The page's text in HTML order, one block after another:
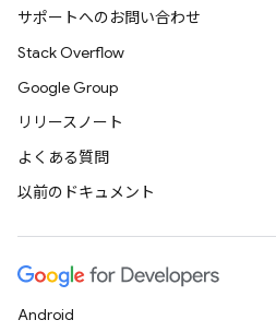
サポートへのお問い合わせ
Stack Overflow
Google Group
リリースノート
よくある質問
以前のドキュメント
Android